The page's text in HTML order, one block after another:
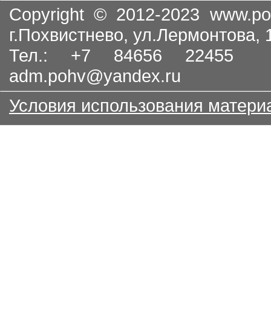
Copyright © 2012-2023
г.Похвистнево, ул.Лермонтова,
Тел.: +7 84656
adm.pohv@yandex.ru
Условия использования